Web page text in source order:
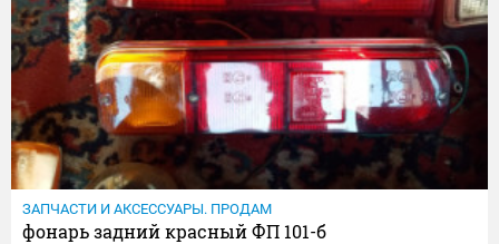
ЗАПЧАСТИ И АКСЕССУАРЫ. ПРОДАМ
фонарь задний красный ФП 101-б